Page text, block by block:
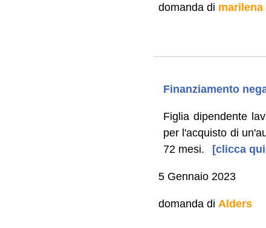
domanda di marilena
Finanziamento
Figlia dipendente
per l'acquisto di
72 mesi.
[clicca
5 Gennaio 2023
domanda di Alders